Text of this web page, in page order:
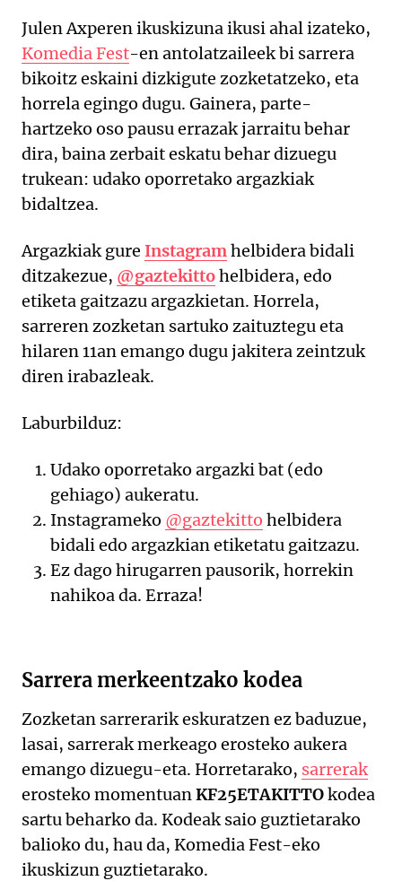
Julen Axperen ikuskizuna ikusi ahal izateko,
Komedia Fest-en antolatzaileek bi sarrera
bikoitz eskaini dizkigute zozketatzeko, eta
horrela egingo dugu. Gainera, parte-
hartzeko oso pausu errazak jarraitu behar
dira, baina zerbait eskatu behar dizuegu
trukean: udako oporretako argazkiak
bidaltzea.
Argazkiak gure Instagramhelbidera bidali
ditzakezue, @gaztekittohelbidera, edo
etiketa gaitzazu argazkietan. Horrela,
sarreren zozketan sartuko zaituztegu eta
hilaren 11an emango dugu jakitera zeintzuk
diren irabazleak.
Laburbilduz:
Udako oporretako argazki bat (edo
gehiago) aukeratu.
Instagrameko @gaztekitto helbidera
bidali edo argazkian etiketatu gaitzazu.
Ez dago hirugarren pausorik, horrekin
nahikoa da. Erraza!
Sarrera merkeentzako kodea
Zozketan sarrerarik eskuratzen ez baduzue,
lasai, sarrerak merkeago erosteko aukera
emango dizuegu-eta. Horretarako, sarrerak
erosteko momentuanKF25ETAKITTOkodea
sartu beharko da. Kodeak saio guztietarako
balioko du, hau da, Komedia Fest-eko
ikuskizun guztietarako.